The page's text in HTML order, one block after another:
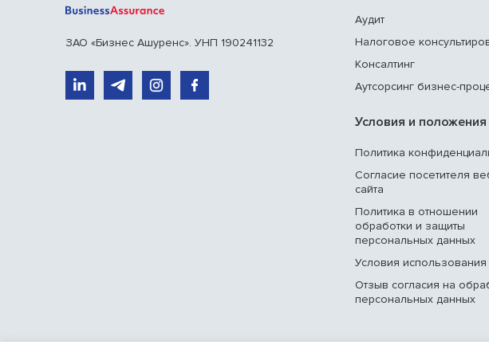
ЗАО «Бизнес Ашуренс». УНП 190241132
Аудит
Налоговое
Консалтинг
Аутсорсинг бизнес-
Условия и положения
Политика
Согласие посетителя
сайта
Политика в отношении
обработки и защиты
персональных данных
Условия использования
Отзыв согласия на
персональных данных